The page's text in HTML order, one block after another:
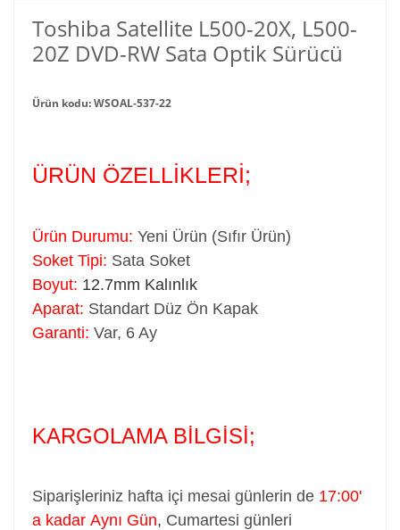
Toshiba Satellite L500-20X, L500-
20Z DVD-RW Sata Optik Sürücü
Ürün kodu: WSOAL-537-22
ÜRÜN ÖZELLİKLERİ;
Ürün Durumu: Yeni Ürün (Sıfır Ürün)
Soket Tipi: Sata Soket
Boyut: 12.7mm Kalınlık
Aparat: Standart Düz Ön Kapak
Garanti: Var, 6 Ay
KARGOLAMA BİLGİSİ;
Siparişleriniz hafta içi mesai günlerin de 17:00'
a kadar Aynı Gün, Cumartesi günleri